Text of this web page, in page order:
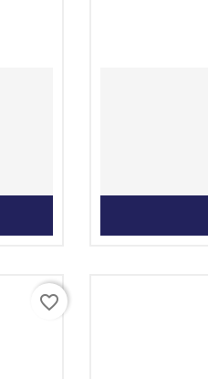
favorite_border